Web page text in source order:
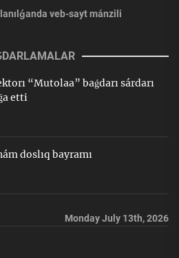
veb-sayt mánzili
“Mutolaa” baǵdarı sárdarı
etti
doslıq bayramı
Monday July 13th, 2026